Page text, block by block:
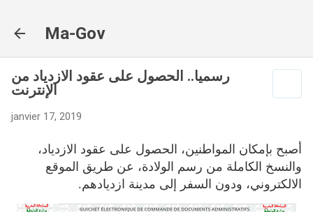
Ma-Gov
رسميا.. الحصول على عقود الازدياد من
الإنترنت
janvier 17, 2019
أصبح بإمكان المواطنين، الحصول على عقود الازدياد،
والنسخ الكاملة من رسم الولادة، عن طريق الموقع
الالكتروني، ودون السفر إلى مدينة ازديادهم.